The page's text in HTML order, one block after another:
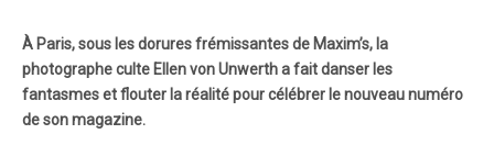
À Paris, sous les dorures frémissantes de Maxim’s, la
photographe culte Ellen von Unwerth a fait danser les
fantasmes et flouter la réalité pour célébrer le nouveau numéro
de son magazine.